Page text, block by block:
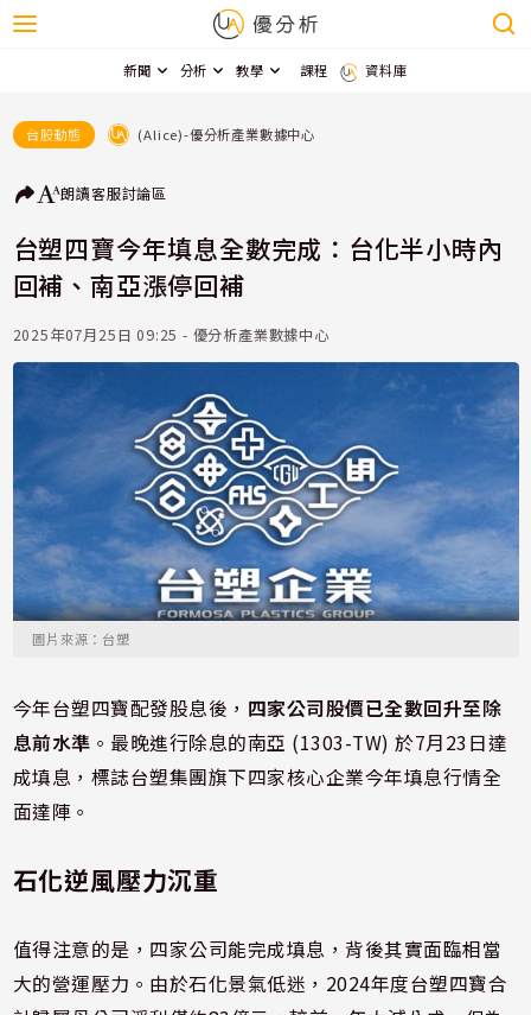
新聞 分析 教學 課程 資料庫
台股動態 (Alice)-優分析產業數據中心
朗讀客服討論區
台塑四寶今年填息全數完成：台化半小時內
回補、南亞漲停回補
2025年07月25日 09:25 - 優分析產業數據中心
圖片來源：台塑
今年台塑四寶配發股息後， 四家公司股價已全數回升至除
息前水準 。最晚進行除息的南亞 (1303-TW) 於7月23日達
成填息，標誌台塑集團旗下四家核心企業今年填息行情全
面達陣。
石化逆風壓力沉重
值得注意的是，四家公司能完成填息，背後其實面臨相當
大的營運壓力。由於石化景氣低迷，2024年度台塑四寶合